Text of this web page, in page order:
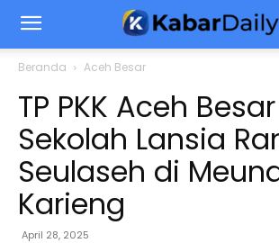
Beranda Aceh Besar
TP PKK Aceh
Sekolah Lansia
Seulaseh di
Karieng
April 28, 2025